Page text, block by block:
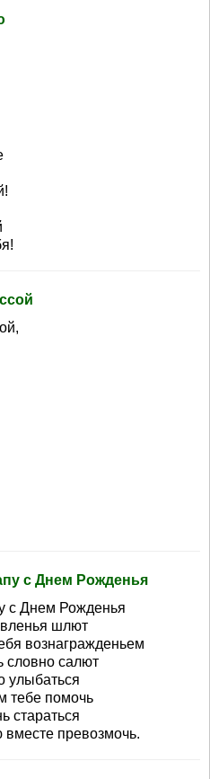
с Днем Рожденья
с Днем Рожденья
шлют
вознагражденьем
словно салют
улыбаться
тебе помочь
стараться
вместе превозмочь.